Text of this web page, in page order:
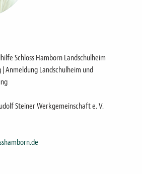
Schloss Hamborn Landschulheim
| Anmeldung Landschulheim und
Steiner Werkgemeinschaft e. V.